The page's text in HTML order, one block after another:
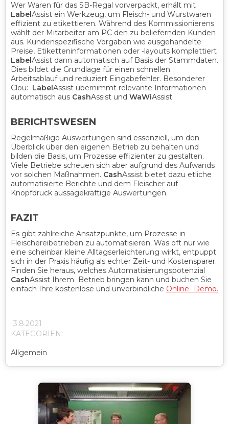
Wer Waren für das SB-Regal vorverpackt, erhält mit
LabelAssist ein Werkzeug, um Fleisch- und Wurstwaren
effizient zu etikettieren. Während des Kommissionierens
wählt der Mitarbeiter am PC den zu beliefernden Kunden
aus. Kundenspezifische Vorgaben wie ausgehandelte
Preise, Etiketteninformationen oder -layouts komplettiert
LabelAssist dann automatisch auf Basis der Stammdaten.
Dies bildet die Grundlage für einen schnellen
Arbeitsablauf und reduziert Eingabefehler. Besonderer
Clou: LabelAssist übernimmt relevante Informationen
automatisch aus CashAssist und WaWiAssist.
BERICHTSWESEN
Regelmäßige Auswertungen sind essenziell, um den
Überblick über den eigenen Betrieb zu behalten und
bilden die Basis, um Prozesse effizienter zu gestalten.
Viele Betriebe scheuen sich aber aufgrund des Aufwands
vor solchen Maßnahmen. CashAssist bietet dazu etliche
automatisierte Berichte und dem Fleischer auf
Knopfdruck aussagekräftige Auswertungen.
FAZIT
Es gibt zahlreiche Ansatzpunkte, um Prozesse in
Fleischereibetrieben zu automatisieren. Was oft nur wie
eine scheinbar kleine Alltagserleichterung wirkt, entpuppt
sich in der Praxis häufig als echter Zeit- und Kostensparer.
Finden Sie heraus, welches Automatisierungspotenzial
CashAssist Ihrem Betrieb bringen kann und buchen Sie
einfach Ihre kostenlose und unverbindliche Online- Demo.
3.8.2021
KATEGORIEN:
Allgemein